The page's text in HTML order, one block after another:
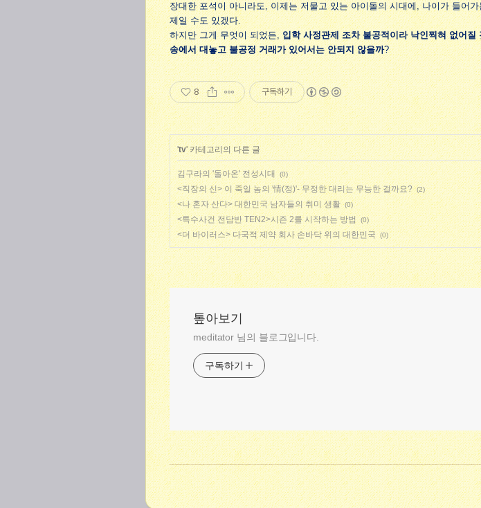
장대한 포석이 아니라도, 이제는 저물고 있는 아이돌의 시대에, 나이가 들어
제일 수도 있겠다.
하지만 그게 무엇이 되었든,입학 사정관제 조차 불공적이라 낙인찍혀 없어
송에서 대놓고 불공정 거래가 있어서는 안되지 않을까?
8 구독하기
'tv' 카테고리의 다른 글
김구라의 '돌아온' 전성시대 (0)
<직장의 신> 이 죽일 놈의 '情(정)'- 무정한 대리는 무능한 걸까요? (2)
<나 혼자 산다> 대한민국 남자들의 취미 생활 (0)
<특수사건 전담반 TEN2>시즌 2를 시작하는 방법 (0)
<더 바이러스> 다국적 제약 회사 손바닥 위의 대한민국 (0)
톺아보기
meditator 님의 블로그입니다.
구독하기